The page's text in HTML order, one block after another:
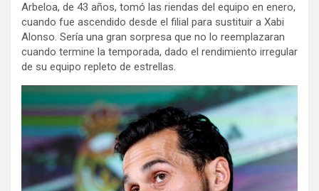
Arbeloa, de 43 años, tomó las riendas del equipo en enero,
cuando fue ascendido desde el filial para sustituir a Xabi
Alonso. Sería una gran sorpresa que no lo reemplazaran
cuando termine la temporada, dado el rendimiento irregular
de su equipo repleto de estrellas.